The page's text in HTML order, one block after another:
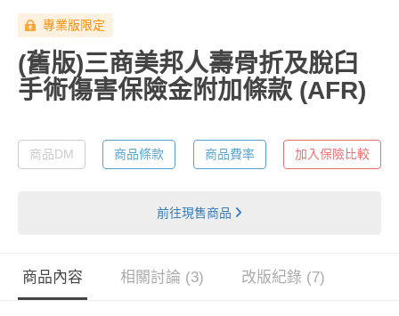
專業版限定
(舊版)三商美邦人壽骨折及脫臼
手術傷害保險金附加條款 (AFR)
商品DM 商品條款 商品費率 加入保險比較
前往現售商品
商品內容 相關討論 (3) 改版紀錄 (7)